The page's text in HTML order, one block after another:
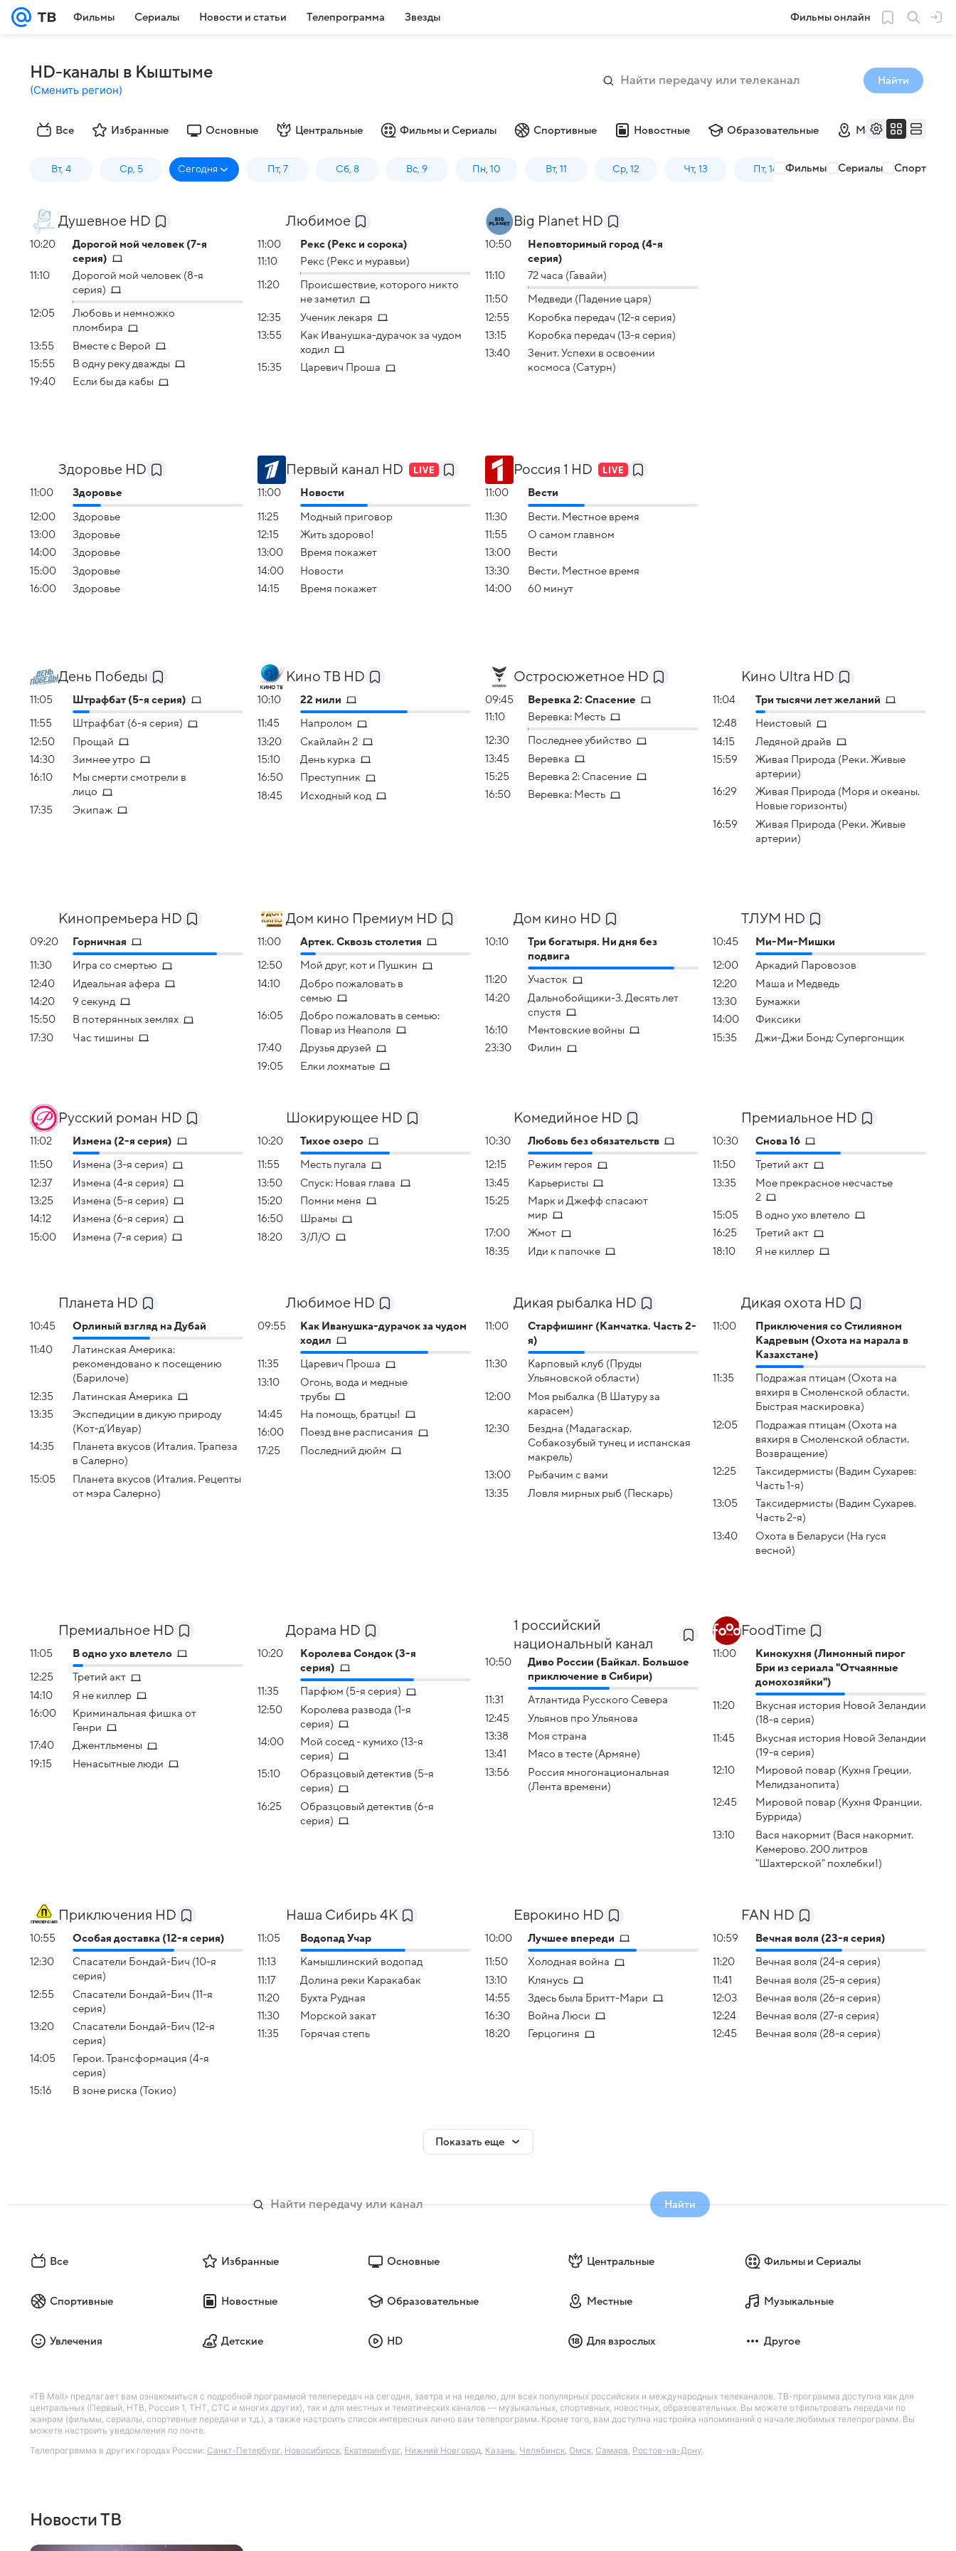
Фильмы Сериалы Новости и статьи Телепрограмма Звезды Фильмы онлайн
HD-каналы в Кыштыме
(Сменить регион)
Найти
Все Избранные Основные Центральные Фильмы и Сериалы Спортивные Новостные Образовательные Местные
Вт, 4 Ср, 5 Сегодня Пт, 7 Сб, 8 Вс, 9 Пн, 10 Вт, 11 Ср, 12 Чт, 13 Пт, 14 Сб, 15 Вс, 16
Фильмы Сериалы Спорт
Душевное HD
10:20
Дорогой мой человек (7-я
серия)
11:10
Дорогой мой человек (8-я
серия)
12:05
Любовь и немножко
пломбира
13:55
Вместе с Верой
15:55
В одну реку дважды
19:40
Если бы да кабы
Любимое
11:00
Рекс (Рекс и сорока)
11:10
Рекс (Рекс и муравьи)
11:20
Происшествие, которого никто
не заметил
12:35
Ученик лекаря
13:55
Как Иванушка-дурачок за чудом
ходил
15:35
Царевич Проша
Big Planet HD
10:50
Неповторимый город (4-я
серия)
11:10
72 часа (Гавайи)
11:50
Медведи (Падение царя)
12:55
Коробка передач (12-я серия)
13:15
Коробка передач (13-я серия)
13:40
Зенит. Успехи в освоении
космоса (Сатурн)
Здоровье HD
11:00 Здоровье
12:00
Здоровье
13:00
Здоровье
14:00
Здоровье
15:00
Здоровье
16:00
Здоровье
Первый канал HD
11:00 Новости
11:25
Модный приговор
12:15
Жить здорово!
13:00
Время покажет
14:00
Новости
14:15
Время покажет
Россия 1 HD
11:00 Вести
11:30
Вести. Местное время
11:55
О самом главном
13:00
Вести
13:30
Вести. Местное время
14:00
60 минут
День Победы
11:05 Штрафбат (5-я серия)
11:55
Штрафбат (6-я серия)
12:50
Прощай
14:30
Зимнее утро
16:10
Мы смерти смотрели в
лицо
17:35
Экипаж
Кино ТВ HD
10:10 22 мили
11:45
Напролом
13:20
Скайлайн 2
15:10
День курка
16:50
Преступник
18:45
Исходный код
Остросюжетное HD
09:45
Веревка 2: Спасение
11:10
Веревка: Месть
12:30
Последнее убийство
13:45
Веревка
15:25
Веревка 2: Спасение
16:50
Веревка: Месть
Кино Ultra HD
11:04 Три тысячи лет желаний
12:48
Неистовый
14:15
Ледяной драйв
15:59
Живая Природа (Реки. Живые
артерии)
16:29
Живая Природа (Моря и океаны.
Новые горизонты)
16:59
Живая Природа (Реки. Живые
артерии)
Кинопремьера HD
09:20 Горничная
11:30
Игра со смертью
12:40
Идеальная афера
14:20
9 секунд
15:50
В потерянных землях
17:30
Час тишины
Дом кино Премиум HD
11:00 Артек. Сквозь столетия
12:50
Мой друг, кот и Пушкин
14:10
Добро пожаловать в
семью
16:05
Добро пожаловать в семью:
Повар из Неаполя
17:40
Друзья друзей
19:05
Елки лохматые
Дом кино HD
10:10
Три богатыря. Ни дня без
подвига
11:20
Участок
14:20
Дальнобойщики-3. Десять лет
спустя
16:10
Ментовские войны
23:30
Филин
ТЛУМ HD
10:45 Ми-Ми-Мишки
12:00
Аркадий Паровозов
12:20
Маша и Медведь
13:30
Бумажки
14:00
Фиксики
15:35
Джи-Джи Бонд: Супергонщик
Русский роман HD
11:02 Измена (2-я серия)
11:50
Измена (3-я серия)
12:37
Измена (4-я серия)
13:25
Измена (5-я серия)
14:12
Измена (6-я серия)
15:00
Измена (7-я серия)
Шокирующее HD
10:20 Тихое озеро
11:55
Месть пугала
13:50
Спуск: Новая глава
15:20
Помни меня
16:50
Шрамы
18:20
З/Л/О
Комедийное HD
10:30 Любовь без обязательств
12:15
Режим героя
13:45
Карьеристы
15:25
Марк и Джефф спасают
мир
17:00
Жмот
18:35
Иди к папочке
Премиальное HD
10:30 Снова 16
11:50
Третий акт
13:35
Мое прекрасное несчастье
2
15:05
В одно ухо влетело
16:25
Третий акт
18:10
Я не киллер
Планета HD
10:45 Орлиный взгляд на Дубай
11:40
Латинская Америка:
рекомендовано к посещению
(Барилоче)
12:35
Латинская Америка
13:35
Экспедиции в дикую природу
(Кот-д’Ивуар)
14:35
Планета вкусов (Италия. Трапеза
в Салерно)
15:05
Планета вкусов (Италия. Рецепты
от мэра Салерно)
Любимое HD
09:55
Как Иванушка-дурачок за чудом
ходил
11:35
Царевич Проша
13:10
Огонь, вода и медные
трубы
14:45
На помощь, братцы!
16:00
Поезд вне расписания
17:25
Последний дюйм
Дикая рыбалка HD
11:00
Старфишинг (Камчатка. Часть 2-
я)
11:30
Карповый клуб (Пруды
Ульяновской области)
12:00
Моя рыбалка (В Шатуру за
карасем)
12:30
Бездна (Мадагаскар.
Собакозубый тунец и испанская
макрель)
13:00
Рыбачим с вами
13:35
Ловля мирных рыб (Пескарь)
Дикая охота HD
11:00
Приключения со Стилияном
Кадревым (Охота на марала в
Казахстане)
11:35
Подражая птицам (Охота на
вяхиря в Смоленской области.
Быстрая маскировка)
12:05
Подражая птицам (Охота на
вяхиря в Смоленской области.
Возвращение)
12:25
Таксидермисты (Вадим Сухарев:
Часть 1-я)
13:05
Таксидермисты (Вадим Сухарев.
Часть 2-я)
13:40
Охота в Беларуси (На гуся
весной)
Премиальное HD
11:05 В одно ухо влетело
12:25
Третий акт
14:10
Я не киллер
16:00
Криминальная фишка от
Генри
17:40
Джентльмены
19:15
Ненасытные люди
Дорама HD
10:20
Королева Сондок (3-я
серия)
11:35
Парфюм (5-я серия)
12:50
Королева развода (1-я
серия)
14:00
Мой сосед - кумихо (13-я
серия)
15:10
Образцовый детектив (5-я
серия)
16:25
Образцовый детектив (6-я
серия)
1 российский
национальный канал
10:50
Диво России (Байкал. Большое
приключение в Сибири)
11:31
Атлантида Русского Севера
12:45
Ульянов про Ульянова
13:38
Моя страна
13:41
Мясо в тесте (Армяне)
13:56
Россия многонациональная
(Лента времени)
FoodTime
11:00
Кинокухня (Лимонный пирог
Бри из сериала "Отчаянные
домохозяйки")
11:20
Вкусная история Новой Зеландии
(18-я серия)
11:45
Вкусная история Новой Зеландии
(19-я серия)
12:10
Мировой повар (Кухня Греции.
Мелидзанопита)
12:45
Мировой повар (Кухня Франции.
Буррида)
13:10
Вася накормит (Вася накормит.
Кемерово. 200 литров
"Шахтерской" похлебки!)
Приключения HD
10:55 Особая доставка (12-я серия)
12:30
Спасатели Бондай-Бич (10-я
серия)
12:55
Спасатели Бондай-Бич (11-я
серия)
13:20
Спасатели Бондай-Бич (12-я
серия)
14:05
Герои. Трансформация (4-я
серия)
15:16
В зоне риска (Токио)
Наша Сибирь 4К
11:05 Водопад Учар
11:13
Камышлинский водопад
11:17
Долина реки Каракабак
11:20
Бухта Рудная
11:30
Морской закат
11:35
Горячая степь
Еврокино HD
10:00 Лучшее впереди
11:50
Холодная война
13:10
Клянусь
14:55
Здесь была Бритт-Мари
16:30
Война Люси
18:20
Герцогиня
FAN HD
10:59 Вечная воля (23-я серия)
11:20
Вечная воля (24-я серия)
11:41
Вечная воля (25-я серия)
12:03
Вечная воля (26-я серия)
12:24
Вечная воля (27-я серия)
12:45
Вечная воля (28-я серия)
Показать еще
Найти
Все Избранные Основные Центральные Фильмы и Сериалы
Спортивные Новостные Образовательные Местные Музыкальные
Увлечения Детские HD Для взрослых Другое
«ТВ Mail» предлагает вам ознакомиться с подробной программой телепередач на сегодня, завтра и на неделю, для всех популярных российских и международных телеканалов. ТВ-программа доступна как для
центральных (Первый, НТВ, Россия 1, ТНТ, СТС и многих других), так и для местных и тематических каналов — музыкальных, спортивных, новостных, образовательных. Вы можете отфильтровать передачи по
жанрам (фильмы, сериалы, спортивные передачи и т.д.), а также настроить список интересных лично вам телепрограмм. Кроме того, вам доступна настройка напоминаний о начале любимых телепрограмм. Вы
можете настроить уведомления по почте.
Телепрограмма в других городах России: Санкт-Петербург Новосибирск Екатеринбург Нижний Новгород Казань Челябинск Омск Самара Ростов-на-Дону.
Новости ТВ